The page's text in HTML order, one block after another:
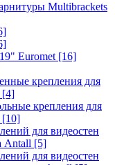
Multibrackets
Euromet [16]
крепления для
[4]
крепления для
[10]
для видеостен
Antall [5]
для видеостен